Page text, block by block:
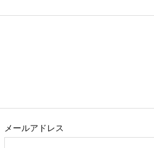
メールアドレス